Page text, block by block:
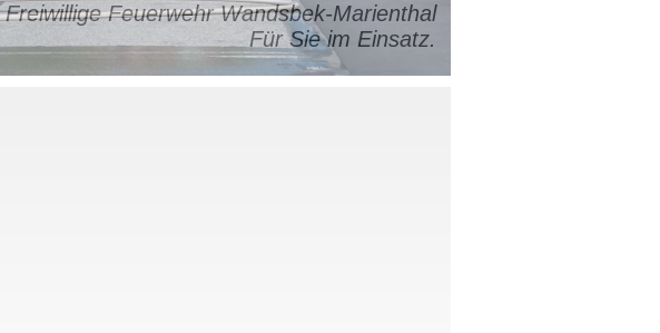
Freiwillige Feuerwehr Wandsbek-Marienthal
Für Sie im Einsatz.